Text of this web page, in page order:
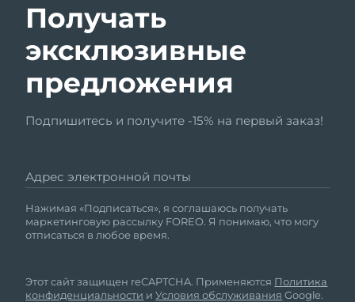
Получать
эксклюзивные
предложения
Подпишитесь и получите -15% на первый заказ!
Адрес электронной почты
Нажимая «Подписаться», я соглашаюсь получать
маркетинговую рассылку FOREO. Я понимаю, что могу
отписаться в любое время.
Этот сайт защищен reCAPTCHA. Применяются Политика
конфиденциальности иУсловия обслуживания Google.